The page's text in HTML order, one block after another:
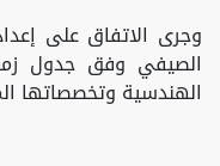
وجرى الاتفاق على
الصيفي وفق جدول
الهندسية وتخصصاتها